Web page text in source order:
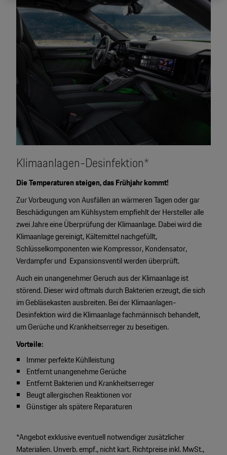
Klimaanlagen-Desinfektion*
Die Temperaturen steigen, das Frühjahr kommt!
Zur Vorbeugung von Ausfällen an wärmeren Tagen oder gar
Beschädigungen am Kühlsystem empfiehlt der Hersteller alle
zwei Jahre eine Überprüfung der Klimaanlage. Dabei wird die
Klimaanlage gereinigt, Kältemittel nachgefüllt,
Schlüsselkomponenten wie Kompressor, Kondensator,
Verdampfer und Expansionsventil werden überprüft.
Auch ein unangenehmer Geruch aus der Klimaanlage ist
störend. Dieser wird oftmals durch Bakterien erzeugt, die sich
im Gebläsekasten ausbreiten. Bei der Klimaanlagen-
Desinfektion wird die Klimaanlage fachmännisch behandelt,
um Gerüche und Krankheitserreger zu beseitigen.
Vorteile:
Immer perfekte Kühlleistung
Entfernt unangenehme Gerüche
Entfernt Bakterien und Krankheitserreger
Beugt allergischen Reaktionen vor
Günstiger als spätere Reparaturen
*Angebot exklusive eventuell notwendiger zusätzlicher
Materialien. Unverb. empf., nicht kart. Richtpreise inkl. MwSt.,
eines Porsche Betriebs, Porsche Inter Auto GmbH & Co KG, eingesehen
werden.